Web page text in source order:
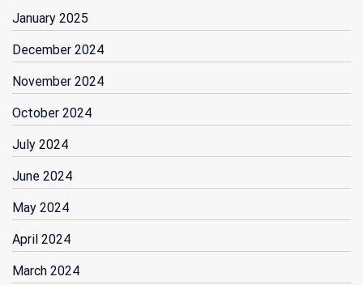
January 2025
December 2024
November 2024
October 2024
July 2024
June 2024
May 2024
April 2024
March 2024